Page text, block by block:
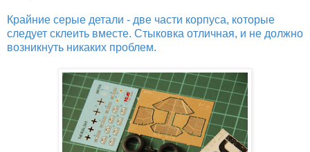
Крайние серые детали - две части корпуса, которые
следует склеить вместе. Стыковка отличная, и не должно
возникнуть никаких проблем.